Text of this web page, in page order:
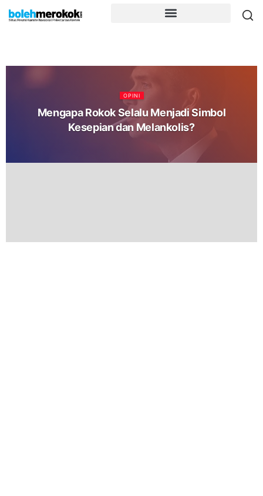
OPINI
Mengapa Rokok Selalu Menjadi Simbol
Kesepian dan Melankolis?